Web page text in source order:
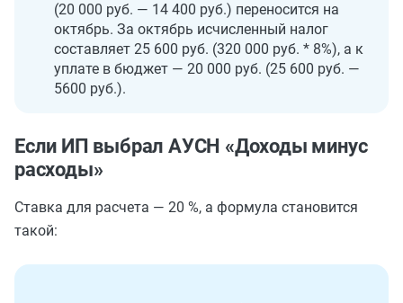
(20 000 руб. — 14 400 руб.) переносится на
октябрь. За октябрь исчисленный налог
составляет 25 600 руб. (320 000 руб. * 8%), а к
уплате в бюджет — 20 000 руб. (25 600 руб. —
5600 руб.).
Если ИП выбрал АУСН «Доходы минус
расходы»
Ставка для расчета — 20 %, а формула становится
такой: